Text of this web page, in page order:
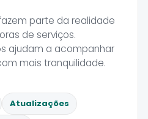
parte da realidade
de serviços.
ajudam a acompanhar
mais tranquilidade.
Atualizações